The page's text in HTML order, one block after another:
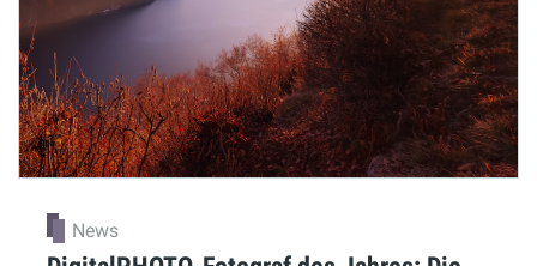
News